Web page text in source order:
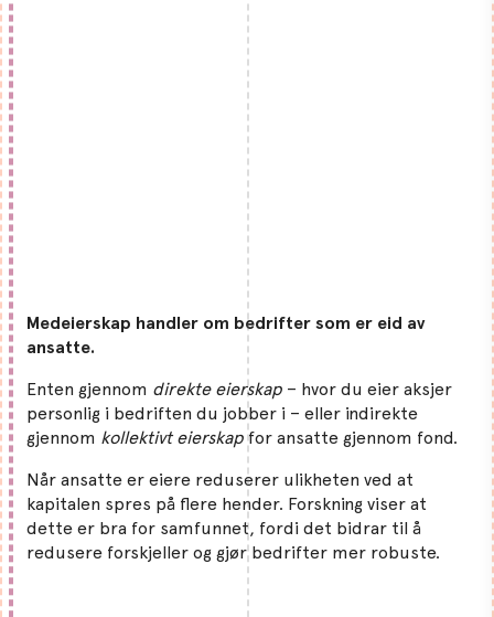
Medeierskap handler om bedrifter som er eid av
ansatte.
Enten gjennom direkte eierskap – hvor du eier aksjer
personlig i bedriften du jobber i – eller indirekte
gjennom kollektivt eierskapfor ansatte gjennom fond.
Når ansatte er eiere reduserer ulikheten ved at
kapitalen spres på flere hender. Forskning viser at
dette er bra for samfunnet, fordi det bidrar til å
redusere forskjeller og gjør bedrifter mer robuste.